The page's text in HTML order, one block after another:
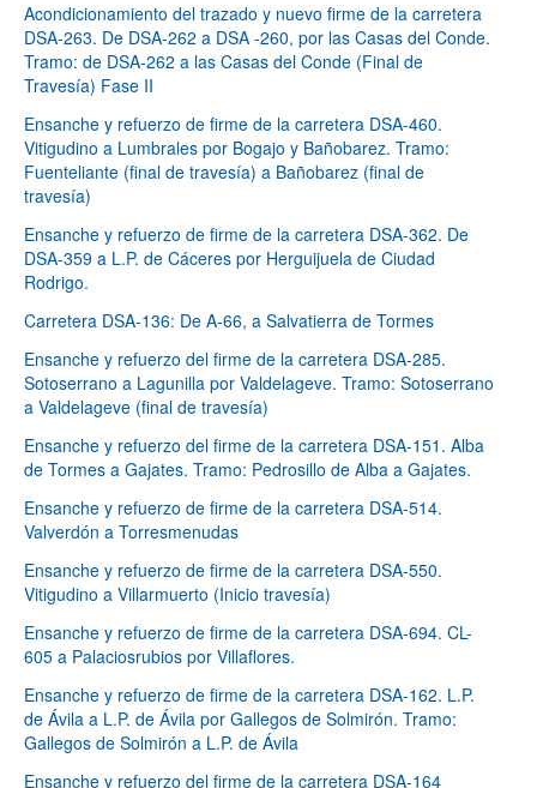
Acondicionamiento del trazado y nuevo firme de la carretera
DSA-263. De DSA-262 a DSA -260, por las Casas del Conde.
Tramo: de DSA-262 a las Casas del Conde (Final de
Travesía) Fase II
Ensanche y refuerzo de firme de la carretera DSA-460.
Vitigudino a Lumbrales por Bogajo y Bañobarez. Tramo:
Fuenteliante (final de travesía) a Bañobarez (final de
travesía)
Ensanche y refuerzo de firme de la carretera DSA-362. De
DSA-359 a L.P. de Cáceres por Herguijuela de Ciudad
Rodrigo.
Carretera DSA-136: De A-66, a Salvatierra de Tormes
Ensanche y refuerzo del firme de la carretera DSA-285.
Sotoserrano a Lagunilla por Valdelageve. Tramo: Sotoserrano
a Valdelageve (final de travesía)
Ensanche y refuerzo del firme de la carretera DSA-151. Alba
de Tormes a Gajates. Tramo: Pedrosillo de Alba a Gajates.
Ensanche y refuerzo de firme de la carretera DSA-514.
Valverdón a Torresmenudas
Ensanche y refuerzo de firme de la carretera DSA-550.
Vitigudino a Villarmuerto (Inicio travesía)
Ensanche y refuerzo de firme de la carretera DSA-694. CL-
605 a Palaciosrubios por Villaflores.
Ensanche y refuerzo de firme de la carretera DSA-162. L.P.
de Ávila a L.P. de Ávila por Gallegos de Solmirón. Tramo:
Gallegos de Solmirón a L.P. de Ávila
Ensanche y refuerzo del firme de la carretera DSA-164